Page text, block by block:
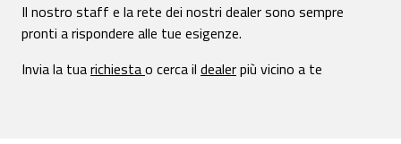
Il nostro staff e la rete dei nostri dealer sono sempre
pronti a rispondere alle tue esigenze.
Invia la tuarichiestao cerca il dealerpiù vicino a te